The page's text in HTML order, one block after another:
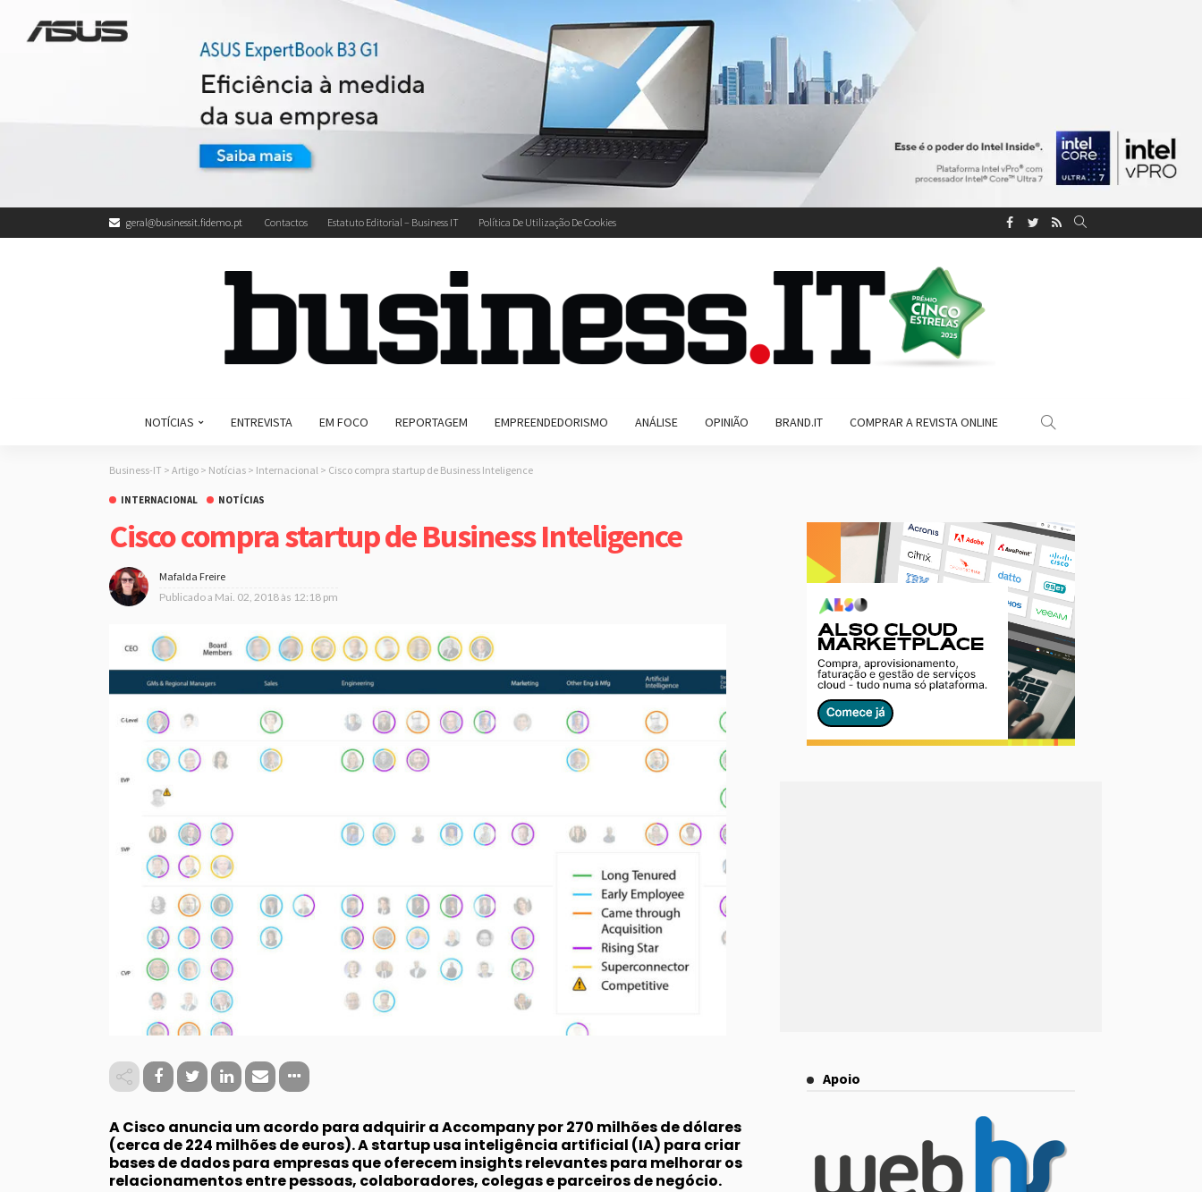
geral@businessit.fidemo.pt Contactos Estatuto Editorial – Business IT Política De Utilização De Cookies
NOTÍCIAS ENTREVISTA EM FOCO REPORTAGEM EMPREENDEDORISMO ANÁLISE OPINIÃO BRAND.IT COMPRAR A REVISTA ONLINE
Business-IT > Artigo > Notícias > Internacional > Cisco compra startup de Business Inteligence
INTERNACIONAL NOTÍCIAS
Cisco compra startup de Business Inteligence
Mafalda Freire
Publicado a Mai. 02, 2018 às 12:18 pm
A Cisco anuncia um acordo para adquirir a Accompany por 270 milhões de dólares
(cerca de 224 milhões de euros). A startup usa inteligência artificial (IA) para criar
bases de dados para empresas que oferecem insights relevantes para melhorar os
relacionamentos entre pessoas, colaboradores, colegas e parceiros de negócio.
Apoio